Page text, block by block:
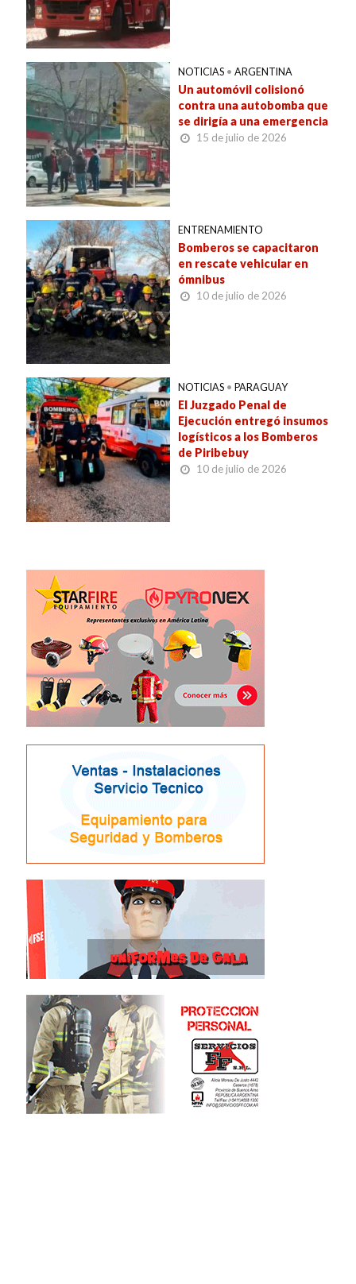
NOTICIAS • ARGENTINA
Un automóvil colisionó
contra una autobomba que
se dirigía a una emergencia
15 de julio de 2026
ENTRENAMIENTO
Bomberos se capacitaron
en rescate vehicular en
ómnibus
10 de julio de 2026
NOTICIAS • PARAGUAY
El Juzgado Penal de
Ejecución entregó insumos
logísticos a los Bomberos
de Piribebuy
10 de julio de 2026